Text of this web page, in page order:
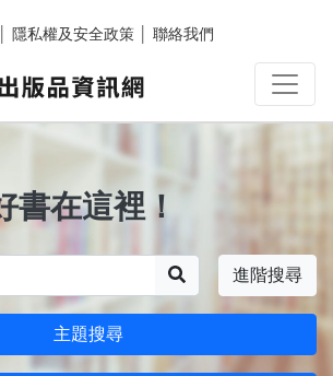
隱私權及安全政策 聯絡我們
書在這裡！
進階搜尋
主題搜尋